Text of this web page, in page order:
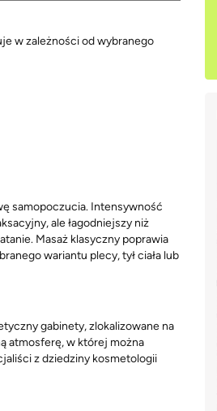
w zależności od wybranego
samopoczucia. Intensywność
ale łagodniejszy niż
Masaż klasyczny poprawia
wariantu plecy, tył ciała lub
gabinety, zlokalizowane na
atmosferę, w której można
z dziedziny kosmetologii